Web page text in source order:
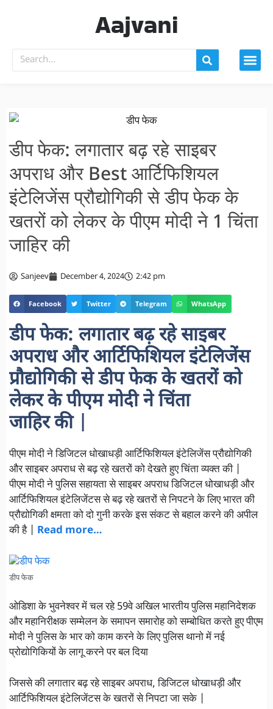
Aajvani
डीप फेक: लगातार बढ़ रहे साइबर
अपराध और Best आर्टिफिशियल
इंटेलिजेंस प्रौद्योगिकी से डीप फेक के
खतरों को लेकर के पीएम मोदी ने 1 चिंता
जाहिर की
Sanjeev December 4, 2024 2:42 pm
Facebook Twitter Telegram WhatsApp
डीपफेक: लगातार बढ़ रहे साइबर
अपराध और आर्टिफिशियल इंटेलिजेंस
प्रौद्योगिकी से डीप फेक के खतरों को
लेकर के पीएम मोदी ने चिंता
जाहिर की|
पीएम मोदी ने डिजिटल धोखाधड़ी आर्टिफिशियल इंटेलिजेंस प्रौद्योगिकी
और साइबर अपराध से बढ़ रहे खतरों को देखते हुए चिंता व्यक्त की |
पीएम मोदी ने पुलिस सहायता से साइबर अपराध डिजिटल धोखाधड़ी और
आर्टिफिशियल इंटेलिजेंटस से बढ़ रहे खतरों से निपटने के लिए भारत की
प्रौद्योगिकी क्षमता को दो गुनी करके इस संकट से बहाल करने की अपील
की है |
Read more…
डीप फेक
ओडिशा के भुवनेश्वर में चल रहे 59वे अखिल भारतीय पुलिस महानिदेशक
और महानिरीक्षक सम्मेलन के समापन समारोह को सम्बोधित करते हुए पीएम
मोदी ने पुलिस के भार को काम करने के लिए पुलिस थानो में नई
प्रोद्योगिकियों के लागू करने पर बल दिया
जिससे की लगातार बढ़ रहे साइबर अपराध, डिजिटल धोखाधड़ी और
आर्टिफिशियल इंटेलिजेंटस के खतरों से निपटा जा सके |